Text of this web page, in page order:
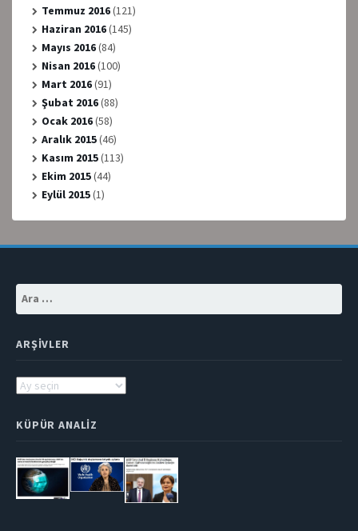
Temmuz 2016(121)
Haziran 2016(145)
Mayıs 2016(84)
Nisan 2016(100)
Mart 2016(91)
Şubat 2016(88)
Ocak 2016(58)
Aralık 2015(46)
Kasım 2015(113)
Ekim 2015(44)
Eylül 2015(1)
Arama:
ARŞIVLER
Arşivler
KÜPÜR ANALIZ